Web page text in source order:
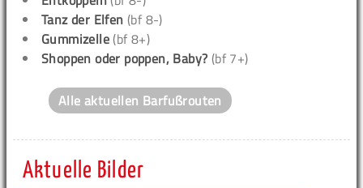
Tanz der Elfen (bf 8-)
Gummizelle (bf 8+)
Shoppen oder poppen, Baby? (bf 7+)
Alle aktuellen Barfußrouten
Aktuelle Bilder